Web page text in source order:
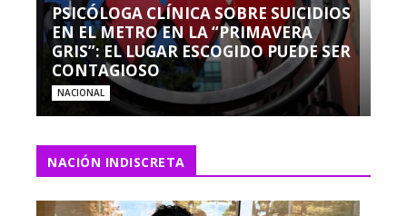
PSICÓLOGA CLÍNICA SOBRE SUICIDIOS
EN EL METRO EN LA “PRIMAVERA
GRIS”: EL LUGAR ESCOGIDO PUEDE SER
CONTAGIOSO
NACIONAL
NACIÓN INDISCRETA